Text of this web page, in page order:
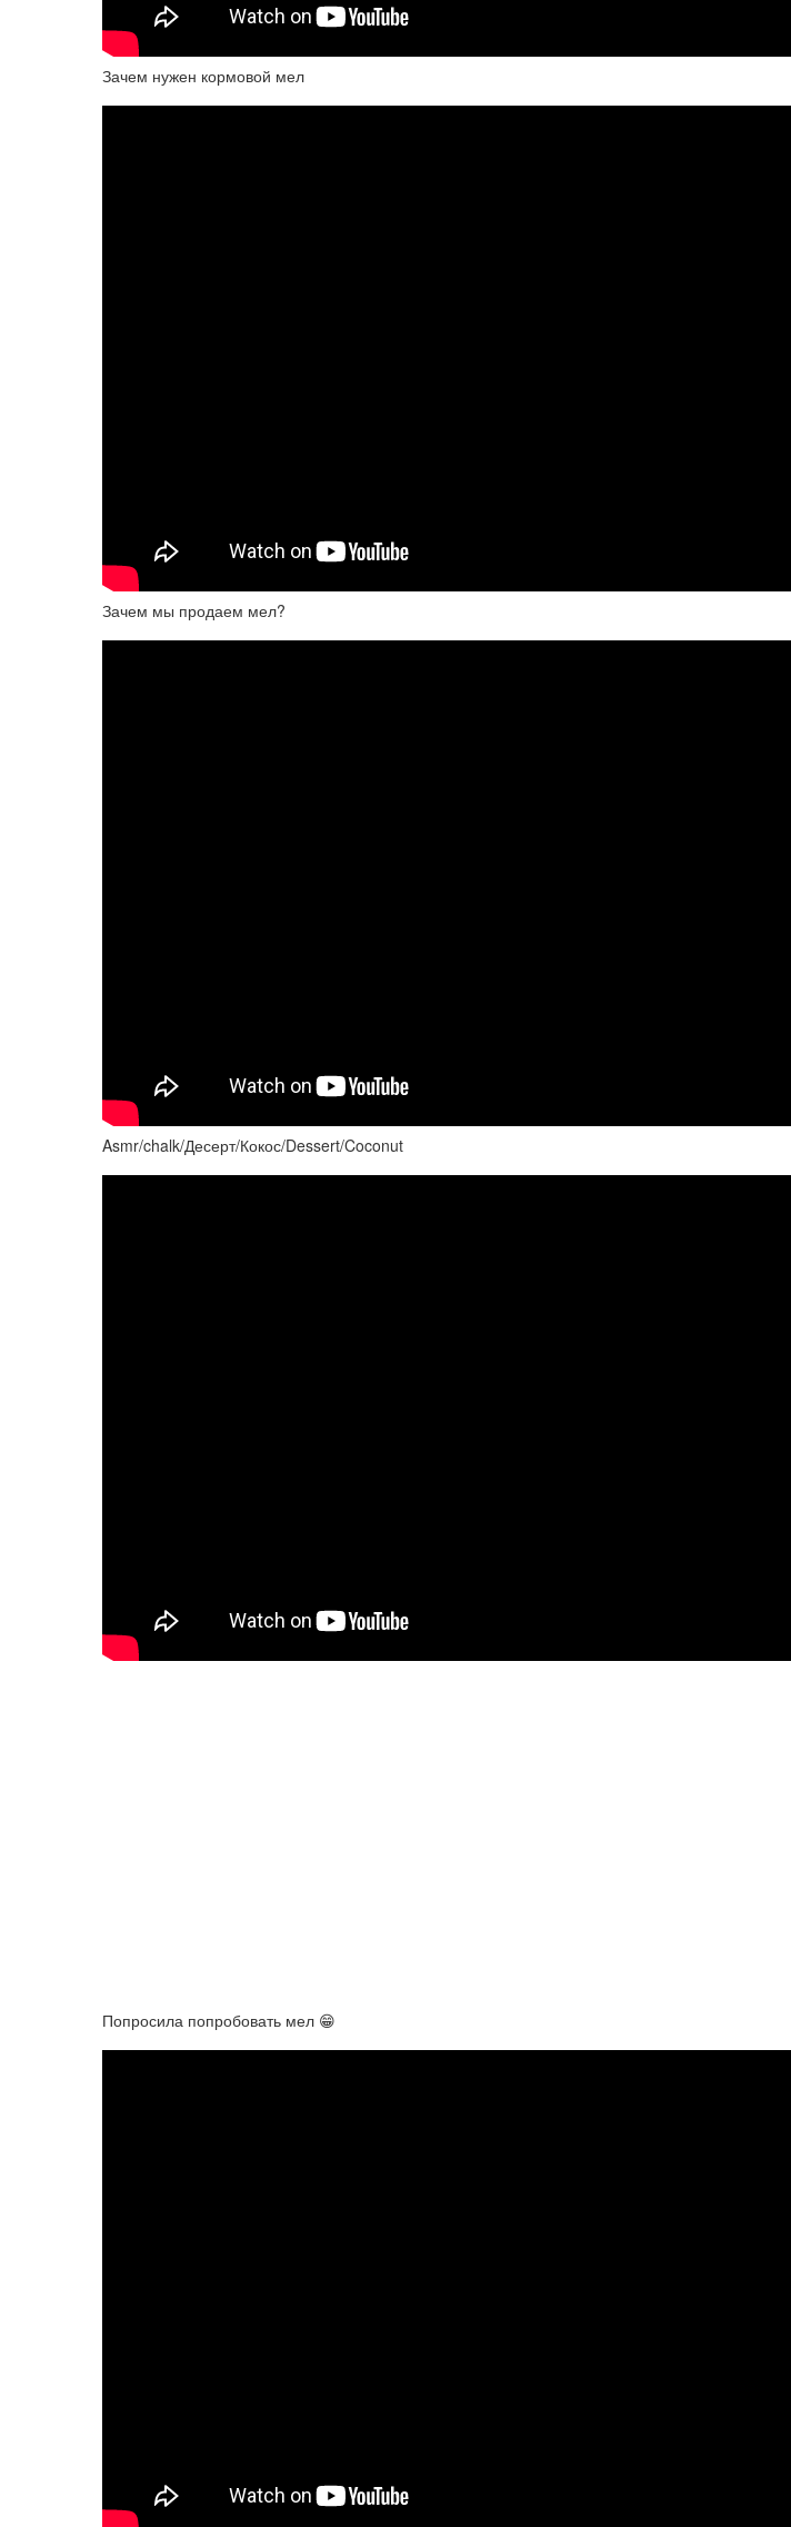
Зачем нужен кормовой мел
Зачем мы продаем мел?
Asmr/chalk/Десерт/Кокос/Dessert/Coconut
Попросила попробовать мел 😁